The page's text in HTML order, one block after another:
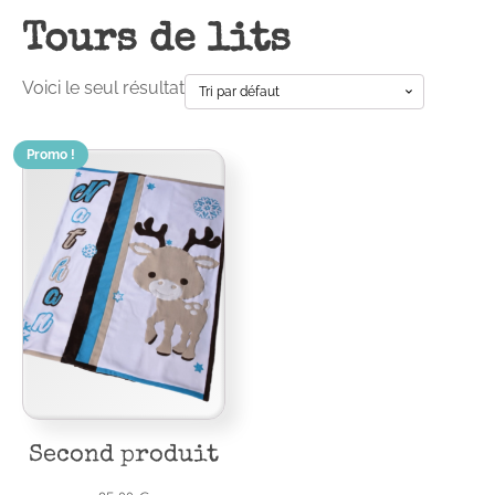
Tours de lits
Voici le seul résultat
Promo !
Second produit